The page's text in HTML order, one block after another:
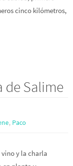
cinco kilómetros,
de Salime
, Paco
y la charla